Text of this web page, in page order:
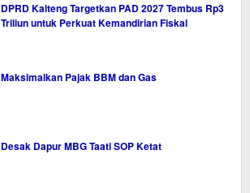
DPRD Kalteng Targetkan PAD 2027 Tembus Rp3
Triliun untuk Perkuat Kemandirian Fiskal
Maksimalkan Pajak BBM dan Gas
Desak Dapur MBG Taati SOP Ketat